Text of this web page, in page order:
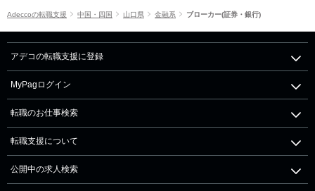
Adeccoの転職支援 中国・四国 山口県 金融系 ブローカー(証券・銀行)
アデコの転職支援に登録
MyPagログイン
転職のお仕事検索
転職支援について
公開中の求人検索